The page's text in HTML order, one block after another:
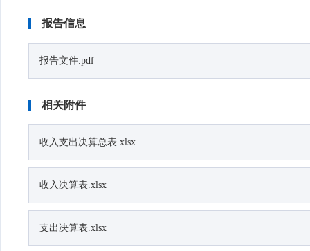
报告信息
报告文件.pdf
相关附件
收入支出决算总表.xlsx
收入决算表.xlsx
支出决算表.xlsx